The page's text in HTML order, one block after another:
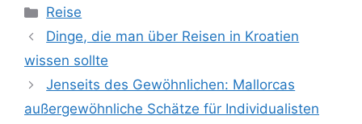
Kategorien
Reise
Dinge, die man über Reisen in Kroatien
wissen sollte
Jenseits des Gewöhnlichen: Mallorcas
außergewöhnliche Schätze für Individualisten